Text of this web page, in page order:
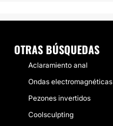
OTRAS BÚSQUEDAS
Aclaramiento anal
Ondas electromagnéticas
Pezones invertidos
Coolsculpting